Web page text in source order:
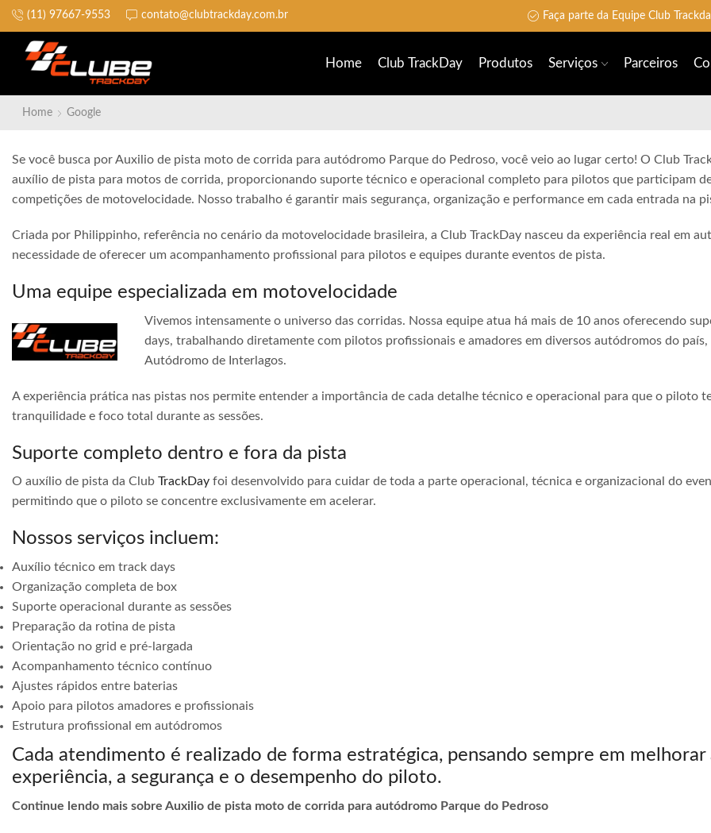
(11) 97667-9553 contato@clubtrackday.com.br
Não perca a largada Faça parte da Equipe Club
Home Club TrackDay Produtos Serviços Parceiros
Home Google
Se você busca por Auxilio de pista moto de corrida para autódromo Parque do Pedroso, você veio ao lugar certo! O Club
auxílio de pista para motos de corrida, proporcionando suporte técnico e operacional completo para pilotos que participam
competições de motovelocidade. Nosso trabalho é garantir mais segurança, organização e performance em cada entrada na
Criada por Philippinho, referência no cenário da motovelocidade brasileira, a Club TrackDay nasceu da experiência real em
necessidade de oferecer um acompanhamento profissional para pilotos e equipes durante eventos de pista.
Uma equipe especializada em motovelocidade
Vivemos intensamente o universo das corridas. Nossa equipe atua há mais de 10 anos oferecendo
days, trabalhando diretamente com pilotos profissionais e amadores em diversos autódromos do
Autódromo de Interlagos.
A experiência prática nas pistas nos permite entender a importância de cada detalhe técnico e operacional para que o piloto
tranquilidade e foco total durante as sessões.
Suporte completo dentro e fora da pista
O auxílio de pista da Club TrackDay foi desenvolvido para cuidar de toda a parte operacional, técnica e organizacional do
permitindo que o piloto se concentre exclusivamente em acelerar.
Nossos serviços incluem:
Auxílio técnico em track days
Organização completa de box
Suporte operacional durante as sessões
Preparação da rotina de pista
Orientação no grid e pré-largada
Acompanhamento técnico contínuo
Ajustes rápidos entre baterias
Apoio para pilotos amadores e profissionais
Estrutura profissional em autódromos
Cada atendimento é realizado de forma estratégica, pensando sempre em melhorar
experiência, a segurança e o desempenho do piloto.
Continue lendo mais sobre Auxilio de pista moto de corrida para autódromo Parque do Pedroso